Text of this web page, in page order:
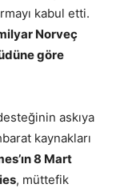
kabul etti.
Norveç
göre
askıya
kaynakları
8 Mart
, müttefik